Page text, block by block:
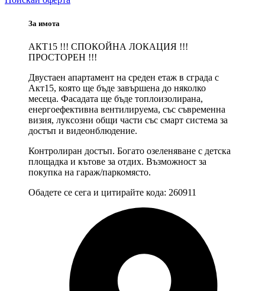
За имота
АКТ15 !!! СПОКОЙНА ЛОКАЦИЯ !!!
ПРОСТОРЕН !!!
Двустаен апартамент на среден етаж в сграда с
Акт15, която ще бъде завършена до няколко
месеца. Фасадата ще бъде топлоизолирана,
енергоефективна вентилируема, със съвременна
визия, луксозни общи части със смарт система за
достъп и видеонблюдение.
Контролиран достъп. Богато озеленяване с детска
площадка и кътове за отдих. Възможност за
покупка на гараж/паркомясто.
Обадете се сега и цитирайте кода: 260911